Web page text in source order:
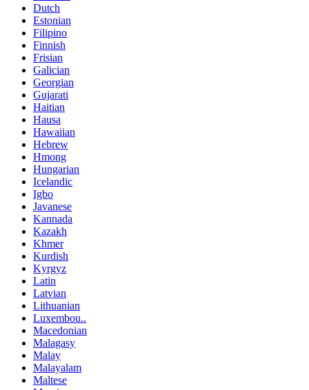
Dutch
Estonian
Filipino
Finnish
Frisian
Galician
Georgian
Gujarati
Haitian
Hausa
Hawaiian
Hebrew
Hmong
Hungarian
Icelandic
Igbo
Javanese
Kannada
Kazakh
Khmer
Kurdish
Kyrgyz
Latin
Latvian
Lithuanian
Luxembou..
Macedonian
Malagasy
Malay
Malayalam
Maltese